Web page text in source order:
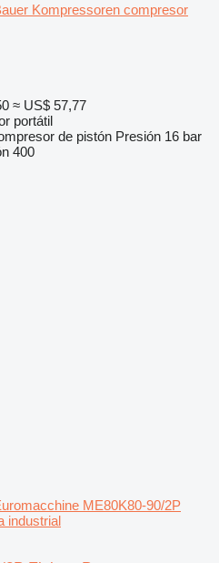
Kompressoren compresor
≈ US$ 57,77
portátil
de pistón Presión 16 bar
400
ME80K80-90/2P
industrial